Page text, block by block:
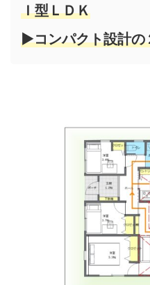
Ｉ型ＬＤＫ
▶コンパクト設計の